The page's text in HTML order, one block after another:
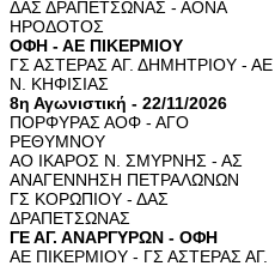
ΔΑΣ ΔΡΑΠΕΤΣΩΝΑΣ - ΑΟΝΑ
ΗΡΟΔΟΤΟΣ
ΟΦΗ - ΑΕ ΠΙΚΕΡΜΙΟΥ
ΓΣ ΑΣΤΕΡΑΣ ΑΓ. ΔΗΜΗΤΡΙΟΥ - ΑΕ
Ν. ΚΗΦΙΣΙΑΣ
8η Αγωνιστική - 22/11/2026
ΠΟΡΦΥΡΑΣ ΑΟΦ - ΑΓΟ
ΡΕΘΥΜΝΟΥ
ΑΟ ΙΚΑΡΟΣ Ν. ΣΜΥΡΝΗΣ - ΑΣ
ΑΝΑΓΕΝΝΗΣΗ ΠΕΤΡΑΛΩΝΩΝ
ΓΣ ΚΟΡΩΠΙΟΥ - ΔΑΣ
ΔΡΑΠΕΤΣΩΝΑΣ
ΓΕ ΑΓ. ΑΝΑΡΓΥΡΩΝ - ΟΦΗ
ΑΕ ΠΙΚΕΡΜΙΟΥ - ΓΣ ΑΣΤΕΡΑΣ ΑΓ.